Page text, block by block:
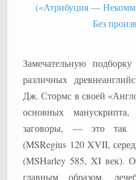
(«Атрибуция —
Без
Замечательную
различных
Дж. Стормс в своей
основных
заговоры, — это так
(MSRegius 120 XVII,
(MSHarley 585, XI век).
главным образом,